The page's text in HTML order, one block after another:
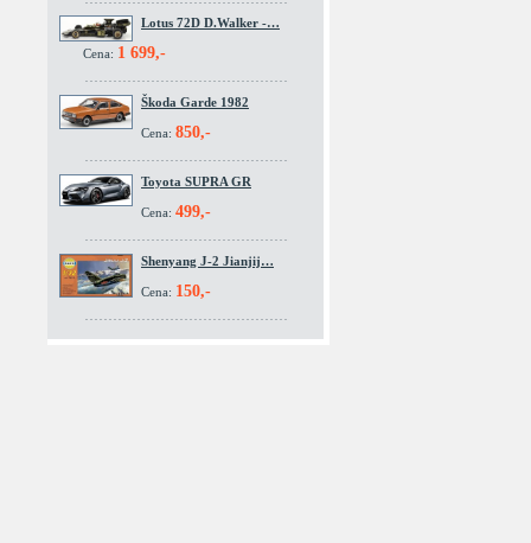
Lotus 72D D.Walker -…
Cena: 1 699,-
Škoda Garde 1982
Cena: 850,-
Toyota SUPRA GR
Cena: 499,-
Shenyang J-2 Jianjij…
Cena: 150,-